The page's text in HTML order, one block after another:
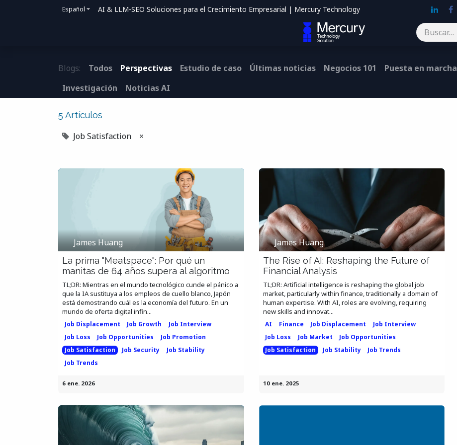
Español AI & LLM-SEO Soluciones para el Crecimiento Empresarial | Mercury Technology
Blogs: Todos Perspectivas Estudio de caso Últimas noticias Negocios 101
Puesta en marcha
Investigación
Noticias AI
5 Artículos
Job Satisfaction ×
James Huang
La prima "Meatspace": Por qué un
manitas de 64 años supera al algoritmo
TL;DR: Mientras en el mundo tecnológico cunde el pánico a
que la IA sustituya a los empleos de cuello blanco, Japón
está demostrando cuál es la economía del futuro. En un
mundo de oferta digital infin...
Job Displacement Job Growth
Job Interview
Job Loss
Job Opportunities
Job Promotion
Job Satisfaction
Job Security
Job Stability
Job Trends
6 ene. 2026
James Huang
The Rise of AI: Reshaping the Future of
Financial Analysis
TL;DR: Artificial intelligence is reshaping the global job
market, particularly within finance, traditionally a domain of
human expertise. With AI, roles are evolving, requiring
new skills and innovat...
AI Finance Job Displacement
Job Interview
Job Loss
Job Market
Job Opportunities
Job Satisfaction
Job Stability Job Trends
10 ene. 2025